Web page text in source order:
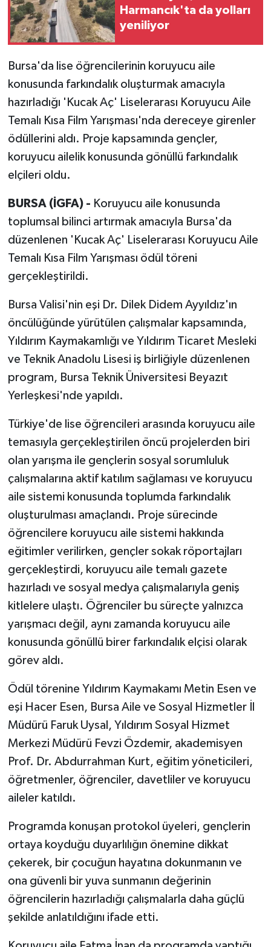
Harmancık'ta da yolları
yeniliyor
Bursa'da lise öğrencilerinin koruyucu aile
konusunda farkındalık oluşturmak amacıyla
hazırladığı 'Kucak Aç' Liselerarası Koruyucu Aile
Temalı Kısa Film Yarışması'nda dereceye girenler
ödüllerini aldı. Proje kapsamında gençler,
koruyucu ailelik konusunda gönüllü farkındalık
elçileri oldu.
BURSA (İGFA) - Koruyucu aile konusunda
toplumsal bilinci artırmak amacıyla Bursa'da
düzenlenen 'Kucak Aç' Liselerarası Koruyucu Aile
Temalı Kısa Film Yarışması ödül töreni
gerçekleştirildi.
Bursa Valisi'nin eşi Dr. Dilek Didem Ayyıldız'ın
öncülüğünde yürütülen çalışmalar kapsamında,
Yıldırım Kaymakamlığı ve Yıldırım Ticaret Mesleki
ve Teknik Anadolu Lisesi iş birliğiyle düzenlenen
program, Bursa Teknik Üniversitesi Beyazıt
Yerleşkesi'nde yapıldı.
Türkiye'de lise öğrencileri arasında koruyucu aile
temasıyla gerçekleştirilen öncü projelerden biri
olan yarışma ile gençlerin sosyal sorumluluk
çalışmalarına aktif katılım sağlaması ve koruyucu
aile sistemi konusunda toplumda farkındalık
oluşturulması amaçlandı. Proje sürecinde
öğrencilere koruyucu aile sistemi hakkında
eğitimler verilirken, gençler sokak röportajları
gerçekleştirdi, koruyucu aile temalı gazete
hazırladı ve sosyal medya çalışmalarıyla geniş
kitlelere ulaştı. Öğrenciler bu süreçte yalnızca
yarışmacı değil, aynı zamanda koruyucu aile
konusunda gönüllü birer farkındalık elçisi olarak
görev aldı.
Ödül törenine Yıldırım Kaymakamı Metin Esen ve
eşi Hacer Esen, Bursa Aile ve Sosyal Hizmetler İl
Müdürü Faruk Uysal, Yıldırım Sosyal Hizmet
Merkezi Müdürü Fevzi Özdemir, akademisyen
Prof. Dr. Abdurrahman Kurt, eğitim yöneticileri,
öğretmenler, öğrenciler, davetliler ve koruyucu
aileler katıldı.
Programda konuşan protokol üyeleri, gençlerin
ortaya koyduğu duyarlılığın önemine dikkat
çekerek, bir çocuğun hayatına dokunmanın ve
ona güvenli bir yuva sunmanın değerinin
öğrencilerin hazırladığı çalışmalarla daha güçlü
şekilde anlatıldığını ifade etti.